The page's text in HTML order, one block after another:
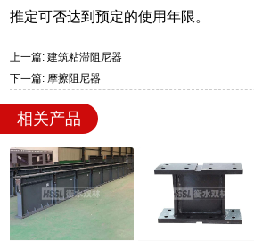
推定可否达到预定的使用年限。
上一篇: 建筑粘滞阻尼器
下一篇: 摩擦阻尼器
相关产品